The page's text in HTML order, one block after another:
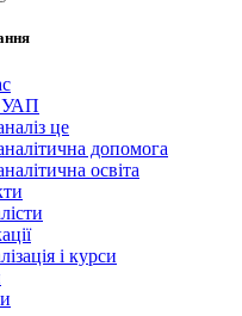
УАП
це
допомога
освіта
і курси